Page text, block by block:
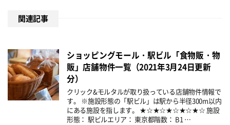
関連記事
ショッピングモール・駅ビル「食物販・物
販」店舗物件一覧（2021年3月24日更新
分）
クリック&モルタルが取り扱っている店舗物件情報で
す。 ※施設形態の「駅ビル」は駅から半径300m以内
にある施設を指します。 ★☆★☆★☆★☆★☆ 施設
形態： 駅ビルエリア： 東京都階数： B1 …